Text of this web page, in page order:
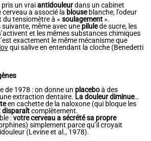
pris un vraiantidouleurdans un cabinet
cerveau a associé la blouse blanche, l’odeur
du tensiomètre à « soulagement ».
suivante, même avec une pilulede sucre, les
et les mêmes substances chimiques
exactement le même mécanisme que
qui salive en entendant la cloche (Benedetti
de 1978 : on donne un placeboà des
extraction dentaire. La douleur diminue…
en cachette de la naloxone (qui bloque les
disparaîtcomplètement.
:votre cerveau a sécrété sa propre
simplement parce qu’il croyait
(Levine et al., 1978).